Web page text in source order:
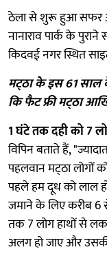
ठेला से शुरू हुआ सफर
नानाराव पार्क के
किदवई नगर स्थित
मट्‌ठा के इस 61
कि फैट फ्री मट्‌ठा
1 घंटे तक दही को 7
विपिन बताते हैं,
पहलवान मट्‌ठा लोगों
पहले हम दूध को लाल
जमाने के लिए करीब
तक 7 लोग हाथों से
अलग हो जाए और